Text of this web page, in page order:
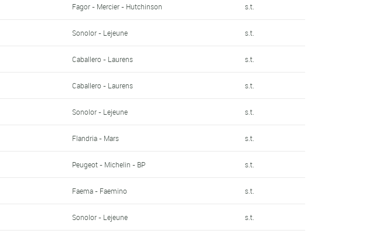
Fagor - Mercier - Hutchinson s.t.
Sonolor - Lejeune s.t.
Caballero - Laurens s.t.
Caballero - Laurens s.t.
Sonolor - Lejeune s.t.
Flandria - Mars s.t.
Peugeot - Michelin - BP s.t.
Faema - Faemino s.t.
Sonolor - Lejeune s.t.